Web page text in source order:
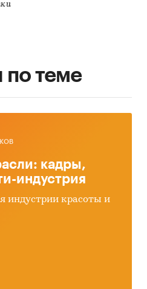
по теме
кадры,
индустрия
индустрии красоты и